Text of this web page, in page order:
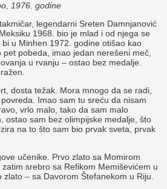
1976. godine
legendarni Sreten Damnjanović
1968. bio je mlad i od njega se
u Minhen 1972. godine otišao kao
pet pobeda, imao jedan nerešeni meč,
u rvanju – ostao bez medalje.
dosta težak. Mora mnogo da se radi,
Imao sam tu sreću da nisam
vrlo malo, tako da sam malo
ostao sam bez olimpijske medalje, što
na to što sam bio prvak sveta, prvak
učenike. Prvo zlato sa Momirom
srebro sa Refikom Memiševićem u
zlato – sa Davorom Štefanekom u Riju.